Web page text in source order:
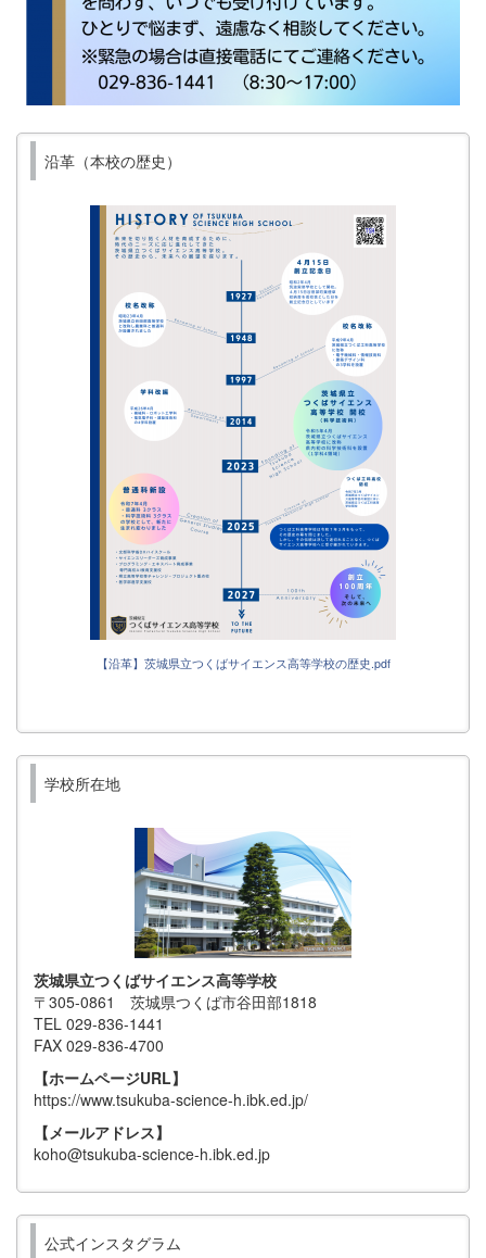
沿革（本校の歴史）
【沿革】茨城県立つくばサイエンス高等学校の歴史.pdf
学校所在地
茨城県立つくばサイエンス高等学校
〒305-0861 茨城県つくば市谷田部1818
TEL 029-836-1441
FAX 029-836-4700
【ホームページURL】
https://www.tsukuba-science-h.ibk.ed.jp/
【メールアドレス】
koho@tsukuba-science-h.ibk.ed.jp
公式インスタグラム